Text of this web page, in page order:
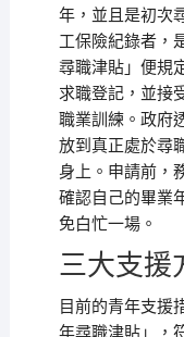
年，並且是初次
工保險紀錄者，
尋職津貼」便規
求職登記，並接
職業訓練。政府
放到真正處於尋
身上。申請前，
確認自己的畢業
免白忙一場。
三大支援
目前的青年支援
年尋職津貼」，